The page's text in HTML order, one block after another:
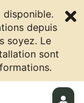
disponible.
depuis
soyez. Le
sont